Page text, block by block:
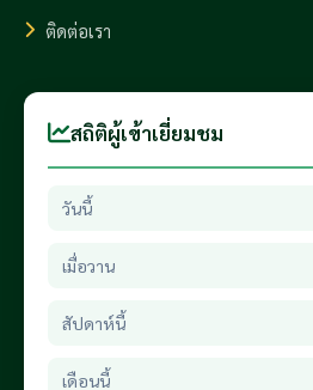
ติดต่อเรา
สถิติผู้เข้าเยี่ยมชม
วันนี้
เมื่อวาน
สัปดาห์นี้
เดือนนี้